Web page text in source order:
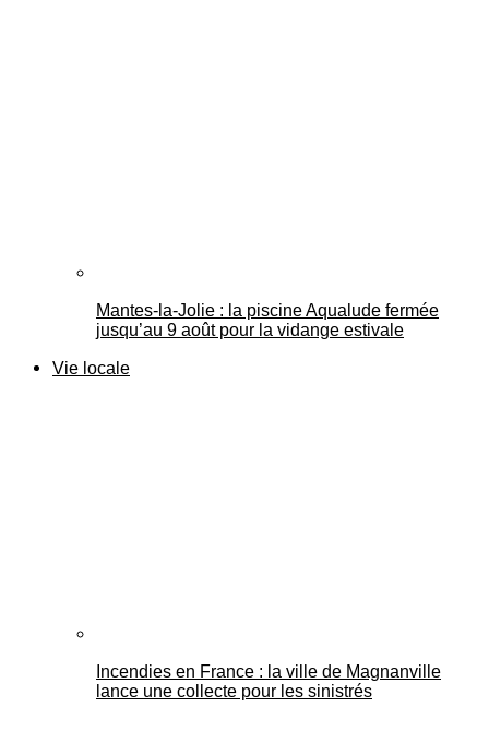
Mantes-la-Jolie : la piscine Aqualude fermée
jusqu’au 9 août pour la vidange estivale
Vie locale
Incendies en France : la ville de Magnanville
lance une collecte pour les sinistrés